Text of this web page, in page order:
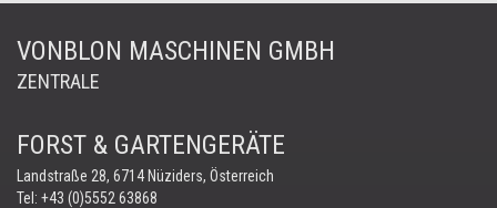
VONBLON MASCHINEN GMBH
ZENTRALE
FORST & GARTENGERÄTE
Landstraße 28, 6714 Nüziders, Österreich
Tel: +43 (0)5552 63868